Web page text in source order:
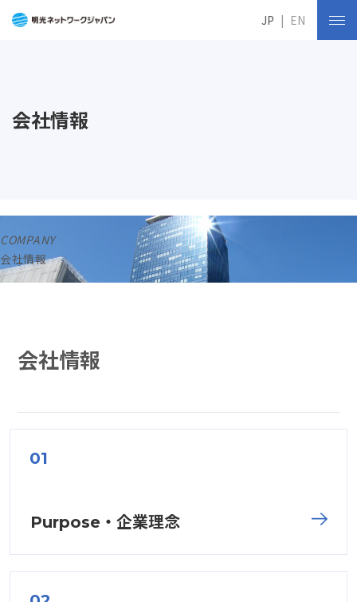
会社情報
COMPANY
会社情報
会社情報
Purpose・企業理念
JP EN